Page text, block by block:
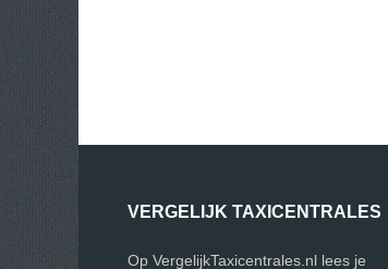
VERGELIJK TAXICENTRALES
Op VergelijkTaxicentrales.nl lees je